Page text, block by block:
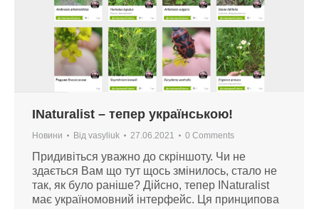
INaturalist – тепер українською!
Новини Від vasyliuk 27.06.2021 0 Comments
Придивіться уважно до скріншоту. Чи не
здається Вам що тут щось змінилось, стало не
так, як було раніше? Дійсно, тепер INaturalist
має україномовний інтерфейс. Ця принципова